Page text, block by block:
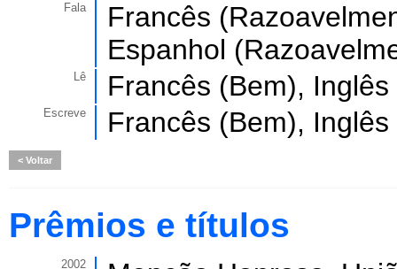
Fala
Francês
Espanhol
Lê Francês (Bem),
Escreve Francês (Bem),
Voltar
Prêmios e títulos
2002